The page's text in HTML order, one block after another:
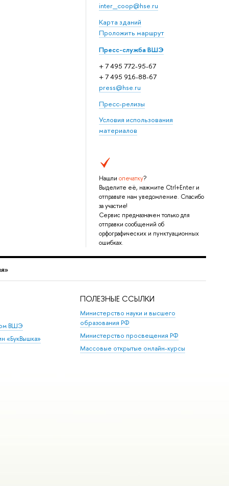
inter_coop@hse.ru
Карта зданий
Проложить маршрут
Пресс-служба ВШЭ
+ 7 495 772-95-67
+ 7 495 916-88-67
press@hse.ru
Пресс-релизы
Условия использования
материалов
Нашли опечатку?
Выделите её, нажмите Ctrl+Enter и
отправьте нам уведомление. Спасибо
за участие!
Сервис предназначен только для
отправки сообщений об
орфографических и пунктуационных
ошибках.
ВШЭ
«БукВышка»
ПОЛЕЗНЫЕ ССЫЛКИ
Министерство науки и высшего
образования РФ
Министерство просвещения РФ
Массовые открытые онлайн-курсы